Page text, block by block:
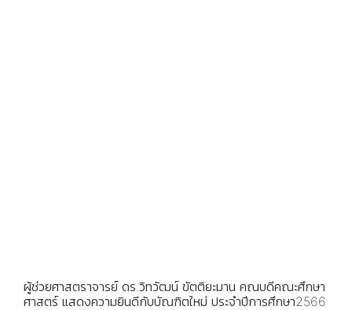
ผู้ช่วยศาสตราจารย์ ดร.วิทวัฒน์ ขัตติยะมาน คณบดีคณะศึกษา
ศาสตร์ แสดงความยินดีกับบัณฑิตใหม่ ประจำปีการศึกษา2566